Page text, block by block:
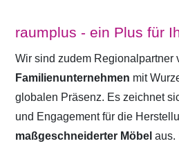
raumplus - ein Plus für
Wir sind zudem Regionalpartner
Familienunternehmen mit
globalen Präsenz. Es zeichnet
und Engagement für die
maßgeschneiderter Möbelaus.